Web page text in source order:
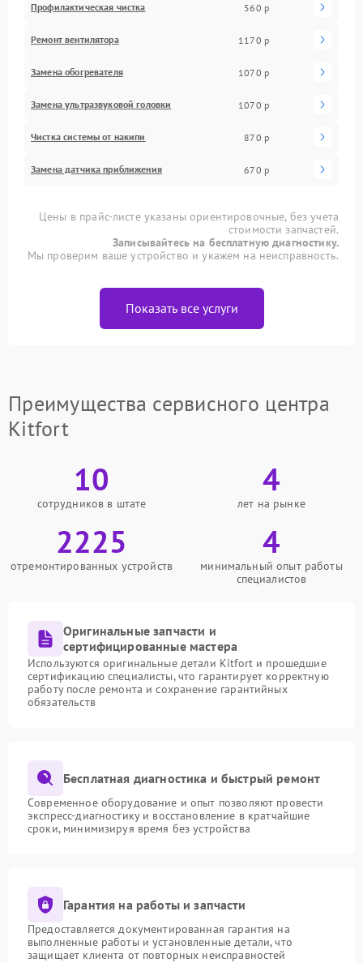
Профилактическая чистка 560 р
Ремонт вентилятора 1170 р
Замена обогревателя 1070 р
Замена ультразвуковой головки 1070 р
Чистка системы от накипи 870 р
Замена датчика приближения 670 р
Цены в прайс-листе указаны ориентировочные, без учета
стоимости запчастей.
Записывайтесь на бесплатную диагностику.
Мы проверим ваше устройство и укажем на неисправность.
Показать все услуги
Преимущества сервисного центра
Kitfort
10
сотрудников в штате
4
лет на рынке
2225
отремонтированных устройств
4
минимальный опыт работы
специалистов
Оригинальные запчасти и
сертифицированные мастера
Используются оригинальные детали Kitfort и прошедшие
сертификацию специалисты, что гарантирует корректную
работу после ремонта и сохранение гарантийных
обязательств
Бесплатная диагностика и быстрый ремонт
Современное оборудование и опыт позволяют провести
экспресс-диагностику и восстановление в кратчайшие
сроки, минимизируя время без устройства
Гарантия на работы и запчасти
Предоставляется документированная гарантия на
выполненные работы и установленные детали, что
защищает клиента от повторных неисправностей